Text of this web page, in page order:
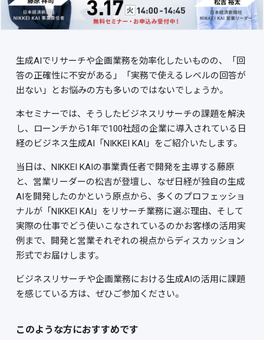
生成AIでリサーチや企画業務を効率化したいものの、「回
答の正確性に不安がある」「実務で使えるレベルの回答が
出ない」とお悩みの方も多いのではないでしょうか。
本セミナーでは、そうしたビジネスリサーチの課題を解決
し、ローンチから1年で100社超の企業に導入されている日
経のビジネス生成AI「NIKKEI KAI」をご紹介いたします。
当日は、NIKKEI KAIの事業責任者で開発を主導する藤原
と、営業リーダーの松吉が登壇し、なぜ日経が独自の生成
AIを開発したのかという原点から、多くのプロフェッショ
ナルが「NIKKEI KAI」をリサーチ業務に選ぶ理由、そして
実際の仕事でどう使いこなされているのかお客様の活用実
例まで、開発と営業それぞれの視点からディスカッション
形式でお届けします。
ビジネスリサーチや企画業務における生成AIの活用に課題
を感じている方は、ぜひご参加ください。
このような方におすすめです